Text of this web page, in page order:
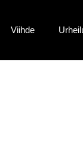
Viihde